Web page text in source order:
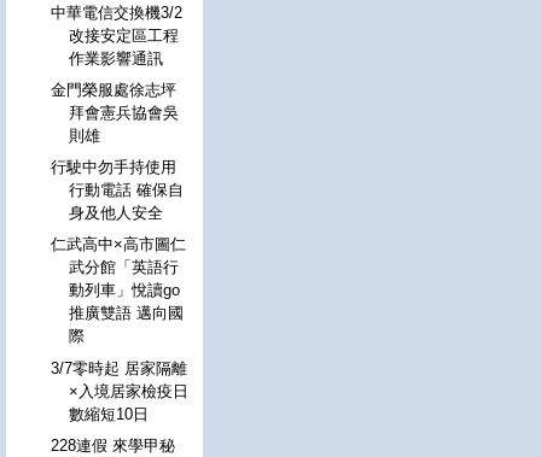
中華電信交換機3/2
改接安定區工程
作業影響通訊
金門榮服處徐志坪
拜會憲兵協會吳
則雄
行駛中勿手持使用
行動電話 確保自
身及他人安全
仁武高中×高市圖仁
武分館「英語行
動列車」悅讀go
推廣雙語 邁向國
際
3/7零時起 居家隔離
×入境居家檢疫日
數縮短10日
228連假 來學甲秘